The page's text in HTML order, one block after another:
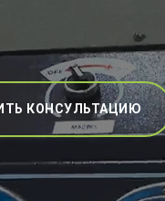
КОНСУЛЬТАЦИЮ